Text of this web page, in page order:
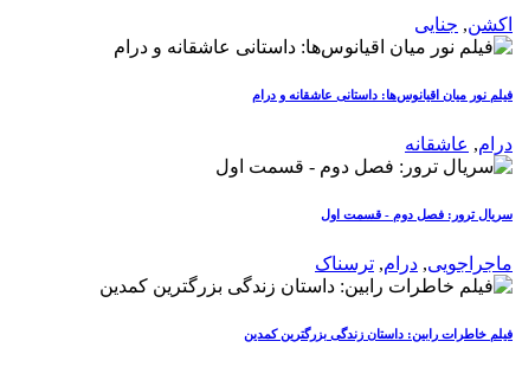
اکشن, جنایی
فیلم نور میان اقیانوس‌ها: داستانی عاشقانه و درام
درام, عاشقانه
سریال ترور: فصل دوم - قسمت اول
ماجراجویی, درام, ترسناک
فیلم خاطرات رابین: داستان زندگی بزرگترین کمدین